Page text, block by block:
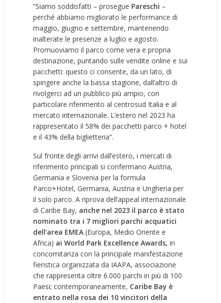
“Siamo soddisfatti – prosegue Pareschi –
perché abbiamo migliorato le performance di
maggio, giugno e settembre, mantenendo
inalterate le presenze a luglio e agosto.
Promuoviamo il parco come vera e propria
destinazione, puntando sulle vendite online e sui
pacchetti: questo ci consente, da un lato, di
spingere anche la bassa stagione, dall’altro di
rivolgerci ad un pubblico più ampio, con
particolare riferimento al centrosud Italia e al
mercato internazionale. L’estero nel 2023 ha
rappresentato il 58% dei pacchetti parco + hotel
e il 43% della biglietteria”.
Sul fronte degli arrivi dall’estero, i mercati di
riferimento principali si confermano Austria,
Germania e Slovenia per la formula
Parco+Hotel, Germania, Austria e Ungheria per
il solo parco. A riprova dell’appeal internazionale
di Caribe Bay, anche nel 2023 il parco è stato
nominato tra i 7 migliori parchi acquatici
dell’area EMEA(Europa, Medio Oriente e
Africa) ai World Park Excellence Awards, in
concomitanza con la principale manifestazione
fieristica organizzata da IAAPA, associazione
che rappresenta oltre 6.000 parchi in più di 100
Paesi; contemporaneamente, Caribe Bay è
entrato nella rosa dei 10 vincitori della